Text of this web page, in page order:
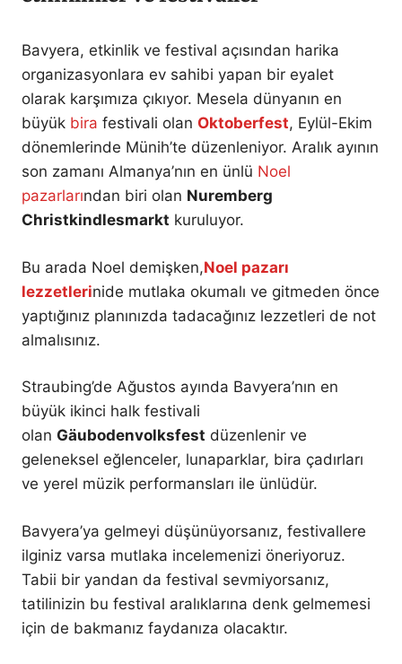
Bavyera, etkinlik ve festival açısından harika
organizasyonlara ev sahibi yapan bir eyalet
olarak karşımıza çıkıyor. Mesela dünyanın en
büyük bira festivali olan Oktoberfest, Eylül-Ekim
dönemlerinde Münih’te düzenleniyor. Aralık ayının
son zamanı Almanya’nın en ünlü Noel
pazarlarından biri olan Nuremberg
Christkindlesmarkt kuruluyor.
Bu arada Noel demişken,Noel pazarı
lezzetlerinide mutlaka okumalı ve gitmeden önce
yaptığınız planınızda tadacağınız lezzetleri de not
almalısınız.
Straubing’de Ağustos ayında Bavyera’nın en
büyük ikinci halk festivali
olan Gäubodenvolksfest düzenlenir ve
geleneksel eğlenceler, lunaparklar, bira çadırları
ve yerel müzik performansları ile ünlüdür.
Bavyera’ya gelmeyi düşünüyorsanız, festivallere
ilginiz varsa mutlaka incelemenizi öneriyoruz.
Tabii bir yandan da festival sevmiyorsanız,
tatilinizin bu festival aralıklarına denk gelmemesi
için de bakmanız faydanıza olacaktır.